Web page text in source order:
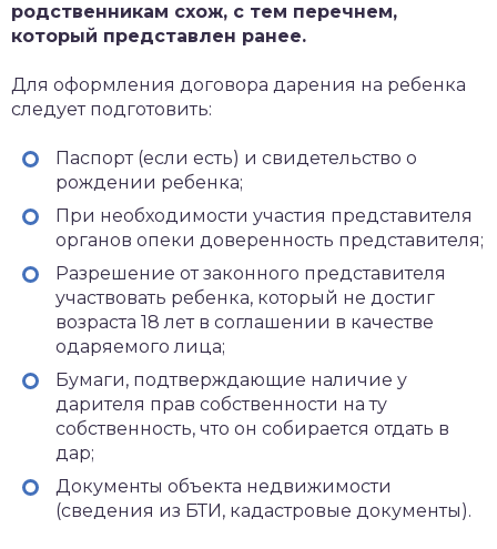
родственникам схож, с тем перечнем,
который представлен ранее.
Для оформления договора дарения на ребенка
следует подготовить:
Паспорт (если есть) и свидетельство о
рождении ребенка;
При необходимости участия представителя
органов опеки доверенность представителя;
Разрешение от законного представителя
участвовать ребенка, который не достиг
возраста 18 лет в соглашении в качестве
одаряемого лица;
Бумаги, подтверждающие наличие у
дарителя прав собственности на ту
собственность, что он собирается отдать в
дар;
Документы объекта недвижимости
(сведения из БТИ, кадастровые документы).